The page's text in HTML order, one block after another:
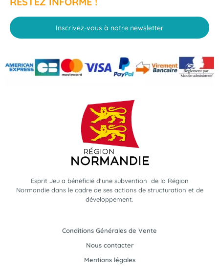
Inscrivez-vous à notre newsletter
Esprit Jeu a bénéficié d'une subvention de la Région
Normandie dans le cadre de ses actions de structuration et de
développement.
Conditions Générales de Vente
Nous contacter
Mentions légales